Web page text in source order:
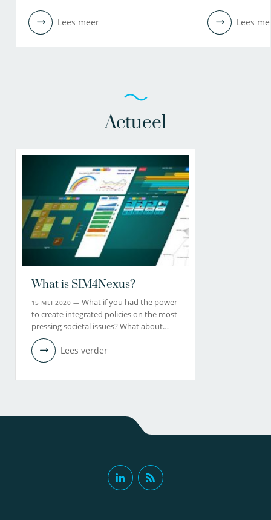
Lees meer Lees
Actueel
What is SIM4Nexus?
15 MEI 2020 — What if you had the power
to create integrated policies on the most
pressing societal issues? What about…
Lees verder